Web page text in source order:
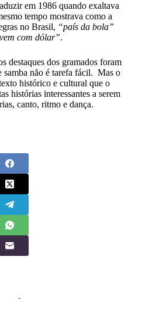
em 1986 quando exaltava
tempo mostrava como a
no Brasil, “país da bola”
com dólar”.
destaques dos gramados foram
samba não é tarefa fácil. Mas o
histórico e cultural que o
histórias interessantes a serem
canto, ritmo e dança.